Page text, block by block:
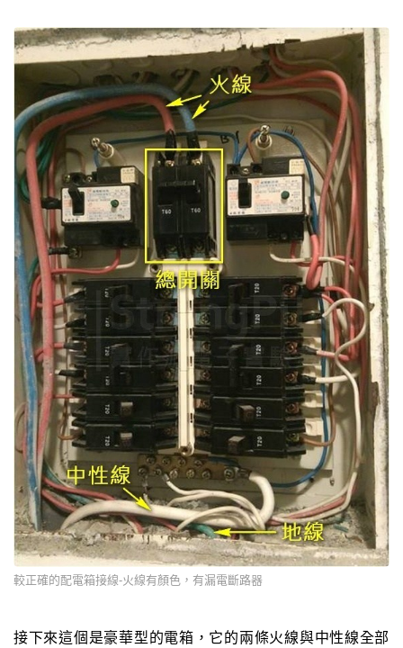
較正確的配電箱接線-火線有顏色，有漏電斷路器
接下來這個是豪華型的電箱，它的兩條火線與中性線全部